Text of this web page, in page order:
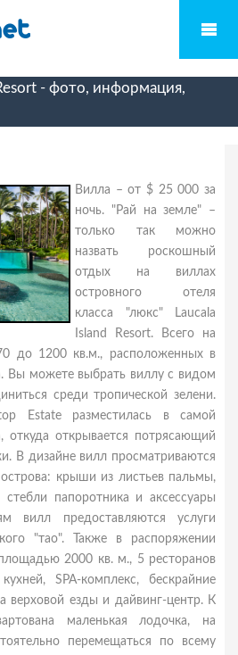
- фото, информация,
Вилла – от $ 25 000 за
ночь. "Рай на земле" –
только так можно
назвать роскошный
отдых на виллах
островного отеля
класса "люкс" Laucala
Island Resort. Всего на
до 1200 кв.м., расположенных в
Вы можете выбрать виллу с видом
среди тропической зелени.
Estate разместилась в самой
откуда открывается потрясающий
В дизайне вилл просматриваются
крыши из листьев пальмы,
стебли папоротника и аксессуары
вилл предоставляются услуги
"тао". Также в распоряжении
площадью 2000 кв. м., 5 ресторанов
SPA-комплекс, бескрайние
верховой езды и дайвинг-центр. К
маленькая лодочка, на
перемещаться по всему